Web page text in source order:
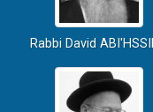
Rabbi David